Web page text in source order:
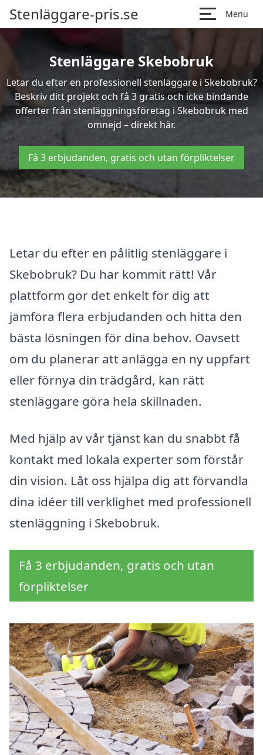
Stenläggare-pris.se Menu
Stenläggare Skebobruk
Letar du efter en professionell stenläggare i Skebobruk?
Beskriv ditt projekt och få 3 gratis och icke bindande
offerter från stenläggningsföretag i Skebobruk med
omnejd – direkt här.
Få 3 erbjudanden, gratis och utan förpliktelser
Letar du efter en pålitlig stenläggare i
Skebobruk? Du har kommit rätt! Vår
plattform gör det enkelt för dig att
jämföra flera erbjudanden och hitta den
bästa lösningen för dina behov. Oavsett
om du planerar att anlägga en ny uppfart
eller förnya din trädgård, kan rätt
stenläggare göra hela skillnaden.
Med hjälp av vår tjänst kan du snabbt få
kontakt med lokala experter som förstår
din vision. Låt oss hjälpa dig att förvandla
dina idéer till verklighet med professionell
stenläggning i Skebobruk.
Få 3 erbjudanden, gratis och utan
förpliktelser